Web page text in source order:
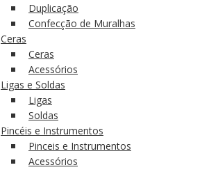
Duplicação
Confecção de Muralhas
Ceras
Ceras
Acessórios
Ligas e Soldas
Ligas
Soldas
Pincéis e Instrumentos
Pinceis e Instrumentos
Acessórios